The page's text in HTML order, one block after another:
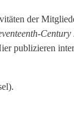
der
Century
publizieren